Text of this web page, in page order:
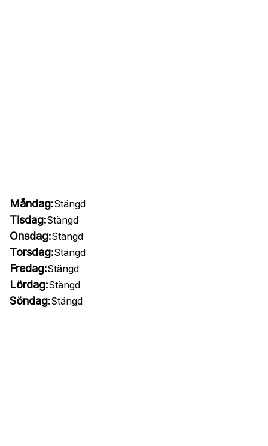
Måndag:Stängd
Tisdag:Stängd
Onsdag:Stängd
Torsdag:Stängd
Fredag:Stängd
Lördag:Stängd
Söndag:Stängd